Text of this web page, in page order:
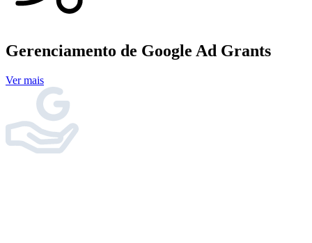
Gerenciamento de Google Ad Grants
Ver mais